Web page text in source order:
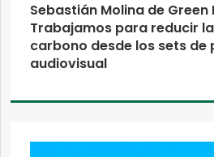
Sebastián Molina de
Trabajamos para reducir
carbono desde los sets de
audiovisual